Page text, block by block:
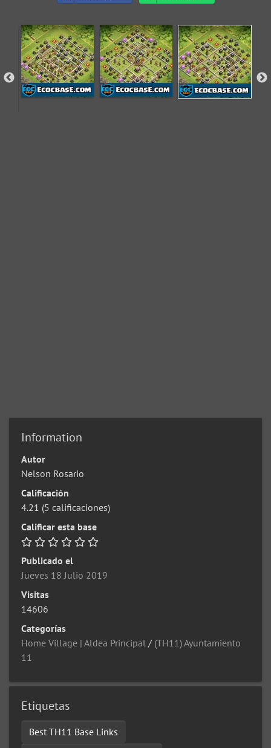
Information
Autor
Nelson Rosario
Calificación
4.21 (5 calificaciones)
Calificar esta base
Publicado el
Jueves 18 Julio 2019
Visitas
14606
Categorías
Home Village | Aldea Principal / (TH11) Ayuntamiento
11
Etiquetas
Best TH11 Base Links